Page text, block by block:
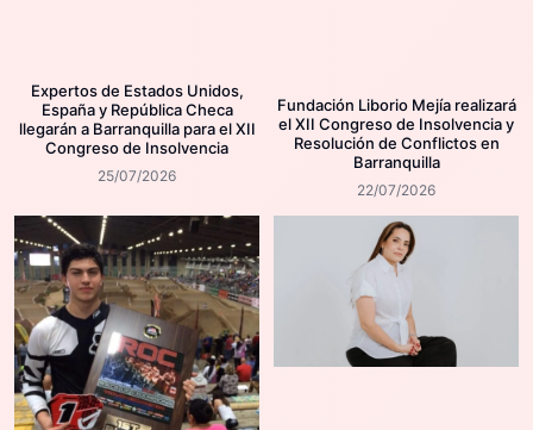
Expertos de Estados Unidos,
España y República Checa
llegarán a Barranquilla para el XII
Congreso de Insolvencia
25/07/2026
Fundación Liborio Mejía realizará
el XII Congreso de Insolvencia y
Resolución de Conflictos en
Barranquilla
22/07/2026